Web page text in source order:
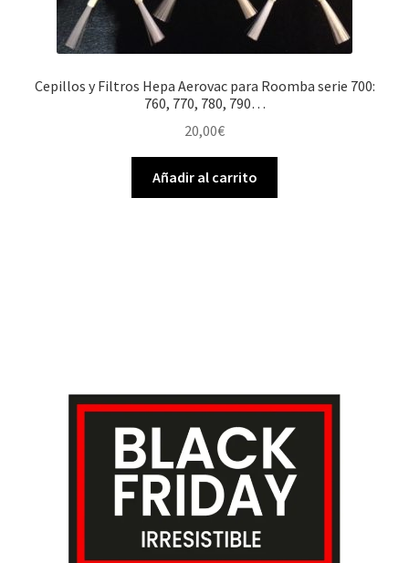
Cepillos y Filtros Hepa Aerovac para Roomba serie 700:
760, 770, 780, 790…
20,00€
Añadir al carrito